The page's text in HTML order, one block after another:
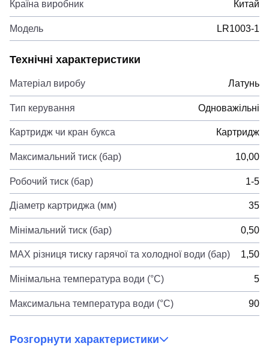
Країна виробник Китай
Модель LR1003-1
Технічні характеристики
Матеріал виробу Латунь
Тип керування Одноважільні
Картридж чи кран букса Картридж
Максимальний тиск (бар) 10,00
Робочий тиск (бар) 1-5
Діаметр картриджа (мм) 35
Мінімальний тиск (бар) 0,50
MAX різниця тиску гарячої та холодної води (бар) 1,50
Мінімальна температура води (°C) 5
Максимальна температура води (°C) 90
Розгорнути характеристики